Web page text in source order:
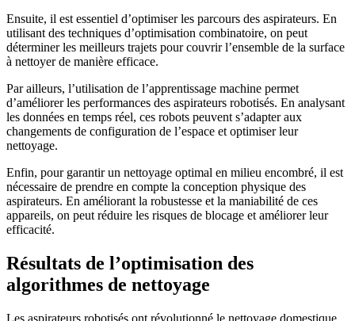
Ensuite, il est essentiel d’optimiser les parcours des aspirateurs. En
utilisant des techniques d’optimisation combinatoire, on peut
déterminer les meilleurs trajets pour couvrir l’ensemble de la surface
à nettoyer de manière efficace.
Par ailleurs, l’utilisation de l’apprentissage machine permet
d’améliorer les performances des aspirateurs robotisés. En analysant
les données en temps réel, ces robots peuvent s’adapter aux
changements de configuration de l’espace et optimiser leur
nettoyage.
Enfin, pour garantir un nettoyage optimal en milieu encombré, il est
nécessaire de prendre en compte la conception physique des
aspirateurs. En améliorant la robustesse et la maniabilité de ces
appareils, on peut réduire les risques de blocage et améliorer leur
efficacité.
Résultats de l’optimisation des
algorithmes de nettoyage
Les aspirateurs robotisés ont révolutionné le nettoyage domestique